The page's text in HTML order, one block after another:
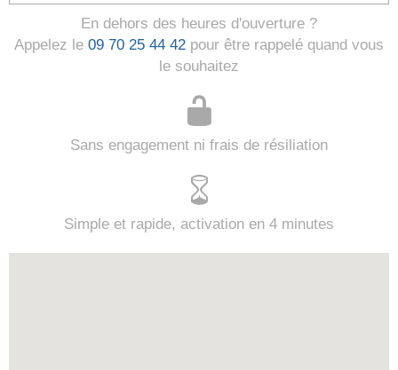
En dehors des heures d'ouverture ?
Appelez le 09 70 25 44 42 pour être rappelé quand vous
le souhaitez
Sans engagement ni frais de résiliation
Simple et rapide, activation en 4 minutes